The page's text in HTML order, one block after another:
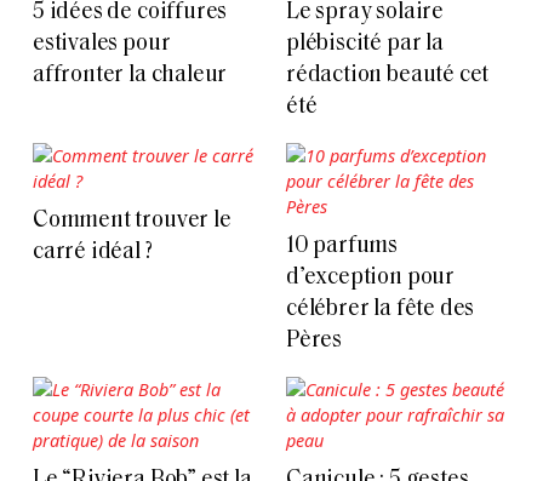
5 idées de coiffures
estivales pour
affronter la chaleur
Le spray solaire
plébiscité par la
rédaction beauté cet
été
Comment trouver le
carré idéal ?
10 parfums
d’exception pour
célébrer la fête des
Pères